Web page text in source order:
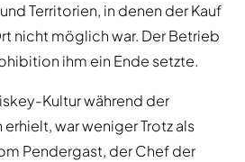
Territorien, in denen der Kauf
nicht möglich war. Der Betrieb
ihm ein Ende setzte.
Kultur während der
war weniger Trotz als
Pendergast, der Chef der